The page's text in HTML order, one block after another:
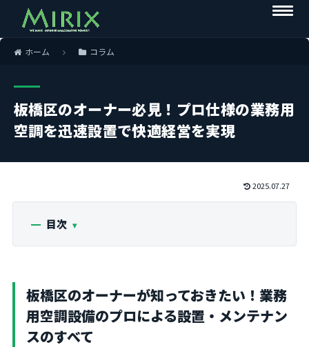
ホーム コラム
板橋区のオーナー必見！プロ仕様の業務用
空調を迅速設置で快適経営を実現
2025.07.27
目次
板橋区のオーナーが知っておきたい！業務
用空調設備のプロによる設置・メンテナン
スのすべて